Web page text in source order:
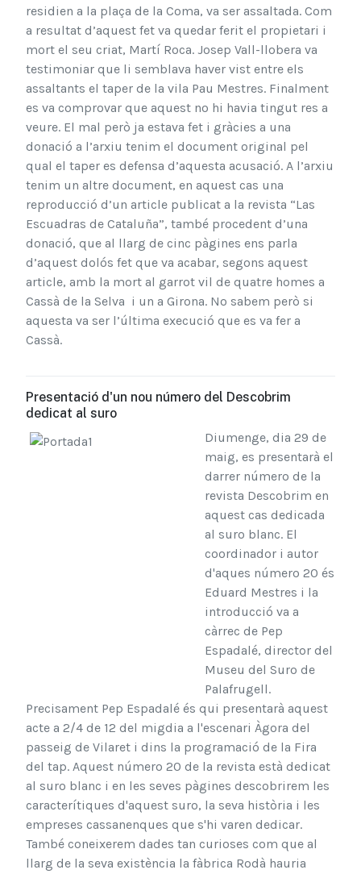
residien a la plaça de la Coma, va ser assaltada. Com
a resultat d’aquest fet va quedar ferit el propietari i
mort el seu criat, Martí Roca. Josep Vall-llobera va
testimoniar que li semblava haver vist entre els
assaltants el taper de la vila Pau Mestres. Finalment
es va comprovar que aquest no hi havia tingut res a
veure. El mal però ja estava fet i gràcies a una
donació a l’arxiu tenim el document original pel
qual el taper es defensa d’aquesta acusació. A l’arxiu
tenim un altre document, en aquest cas una
reproducció d’un article publicat a la revista “Las
Escuadras de Cataluña”, també procedent d’una
donació, que al llarg de cinc pàgines ens parla
d’aquest dolós fet que va acabar, segons aquest
article, amb la mort al garrot vil de quatre homes a
Cassà de la Selva i un a Girona. No sabem però si
aquesta va ser l’última execució que es va fer a
Cassà.
Presentació d'un nou número del Descobrim
dedicat al suro
Diumenge, dia 29 de
maig, es presentarà el
darrer número de la
revista Descobrim en
aquest cas dedicada
al suro blanc. El
coordinador i autor
d'aques número 20 és
Eduard Mestres i la
introducció va a
càrrec de Pep
Espadalé, director del
Museu del Suro de
Palafrugell.
Precisament Pep Espadalé és qui presentarà aquest
acte a 2/4 de 12 del migdia a l'escenari Àgora del
passeig de Vilaret i dins la programació de la Fira
del tap. Aquest número 20 de la revista està dedicat
al suro blanc i en les seves pàgines descobrirem les
caracterítiques d'aquest suro, la seva història i les
empreses cassanenques que s'hi varen dedicar.
També coneixerem dades tan curioses com que al
llarg de la seva existència la fàbrica Rodà hauria